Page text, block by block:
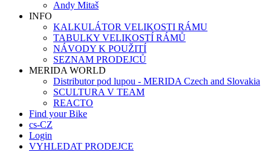
Andy Mitaš
INFO
KALKULÁTOR VELIKOSTI RÁMU
TABULKY VELIKOSTÍ RÁMŮ
NÁVODY K POUŽITÍ
SEZNAM PRODEJCŮ
MERIDA WORLD
Distributor pod lupou - MERIDA Czech and Slovakia
SCULTURA V TEAM
REACTO
Find your Bike
cs-CZ
Login
VYHLEDAT PRODEJCE